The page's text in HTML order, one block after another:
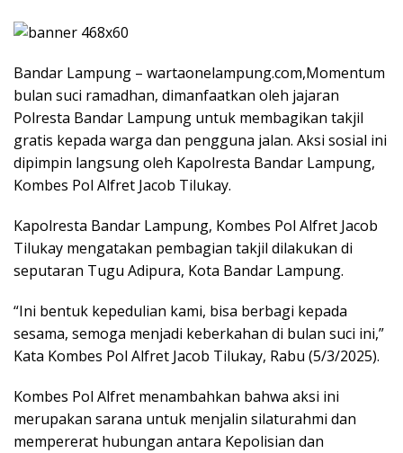
Bandar Lampung – wartaonelampung.com,Momentum
bulan suci ramadhan, dimanfaatkan oleh jajaran
Polresta Bandar Lampung untuk membagikan takjil
gratis kepada warga dan pengguna jalan. Aksi sosial ini
dipimpin langsung oleh Kapolresta Bandar Lampung,
Kombes Pol Alfret Jacob Tilukay.
Kapolresta Bandar Lampung, Kombes Pol Alfret Jacob
Tilukay mengatakan pembagian takjil dilakukan di
seputaran Tugu Adipura, Kota Bandar Lampung.
“Ini bentuk kepedulian kami, bisa berbagi kepada
sesama, semoga menjadi keberkahan di bulan suci ini,”
Kata Kombes Pol Alfret Jacob Tilukay, Rabu (5/3/2025).
Kombes Pol Alfret menambahkan bahwa aksi ini
merupakan sarana untuk menjalin silaturahmi dan
mempererat hubungan antara Kepolisian dan